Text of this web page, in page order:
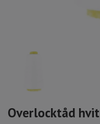
Overlocktåd hvit